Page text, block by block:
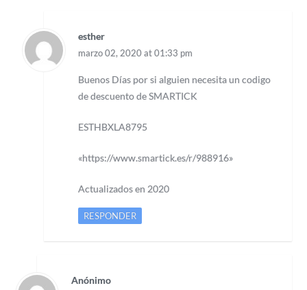
esther
marzo 02, 2020 at 01:33 pm
Buenos Días por si alguien necesita un codigo
de descuento de SMARTICK
ESTHBXLA8795
«https://www.smartick.es/r/988916»
Actualizados en 2020
RESPONDER
Anónimo